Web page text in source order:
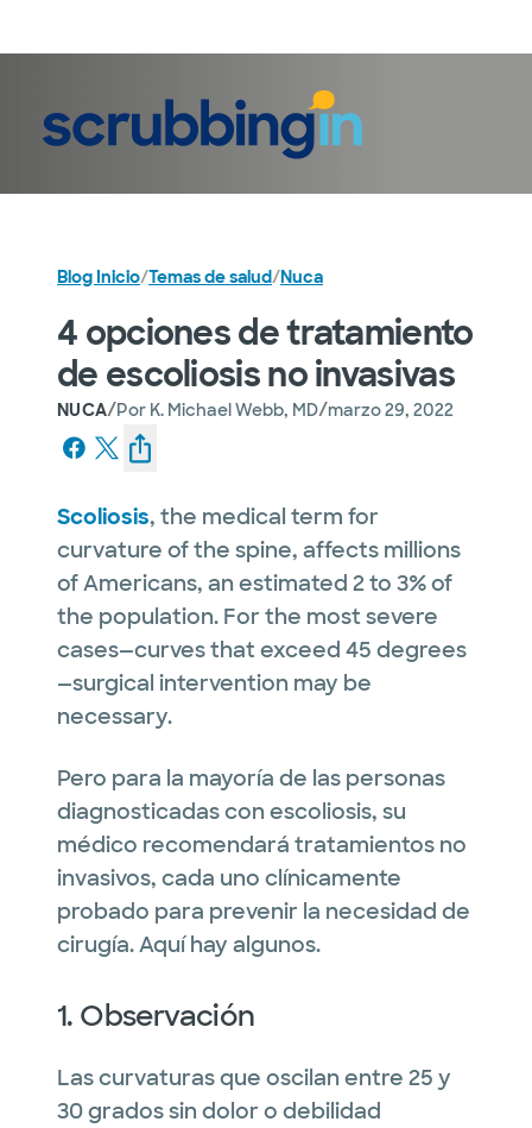
Blog Inicio/Temas de salud/Nuca
4 opciones de tratamiento
de escoliosis no invasivas
NUCA/Por K. Michael Webb, MD/marzo 29, 2022
Scoliosis, the medical term for
curvature of the spine, affects millions
of Americans, an estimated 2 to 3% of
the population. For the most severe
cases—curves that exceed 45 degrees
—surgical intervention may be
necessary.
Pero para la mayoría de las personas
diagnosticadas con escoliosis, su
médico recomendará tratamientos no
invasivos, cada uno clínicamente
probado para prevenir la necesidad de
cirugía. Aquí hay algunos.
1. Observación
Las curvaturas que oscilan entre 25 y
30 grados sin dolor o debilidad